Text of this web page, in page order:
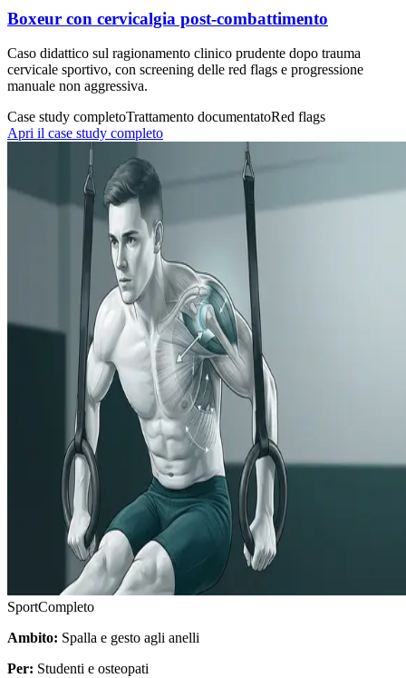
Boxeur con cervicalgia post-combattimento
Caso didattico sul ragionamento clinico prudente dopo trauma
cervicale sportivo, con screening delle red flags e progressione
manuale non aggressiva.
Case study completoTrattamento documentatoRed flags
Apri il case study completo
SportCompleto
Ambito: Spalla e gesto agli anelli
Per: Studenti e osteopati